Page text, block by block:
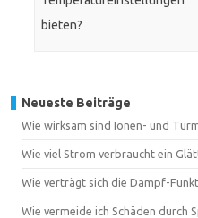
bieten?
Neueste Beiträge
Wie wirksam sind Ionen- und
Wie viel Strom verbraucht ein
Wie verträgt sich die Dampf-
Wie vermeide ich Schäden durch